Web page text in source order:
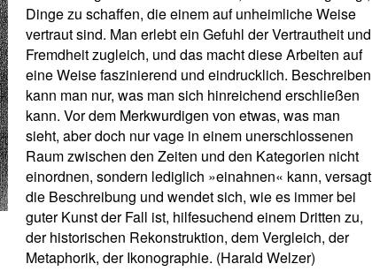
Dinge zu schaffen, die einem auf unheimliche Weise
vertraut sind. Man erlebt ein Gefuhl der Vertrautheit und
Fremdheit zugleich, und das macht diese Arbeiten auf
eine Weise faszinierend und eindrucklich. Beschreiben
kann man nur, was man sich hinreichend erschließen
kann. Vor dem Merkwurdigen von etwas, was man
sieht, aber doch nur vage in einem unerschlossenen
Raum zwischen den Zeiten und den Kategorien nicht
einordnen, sondern lediglich »einahnen« kann, versagt
die Beschreibung und wendet sich, wie es immer bei
guter Kunst der Fall ist, hilfesuchend einem Dritten zu,
der historischen Rekonstruktion, dem Vergleich, der
Metaphorik, der Ikonographie. (Harald Welzer)